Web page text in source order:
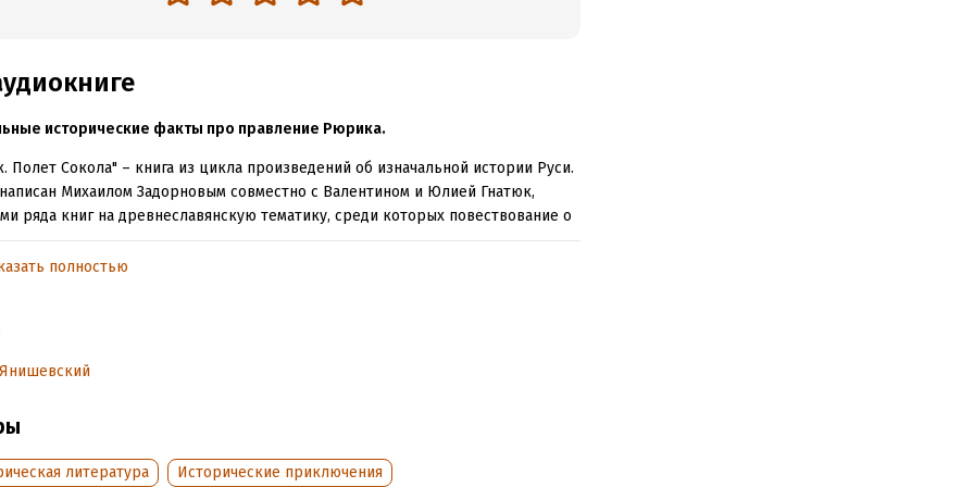
исторические факты про правление Рюрика.
Полет Сокола" – книга из цикла произведений об изначальной истории Руси.
Михаилом Задорновым совместно с Валентином и Юлией Гнатюк,
ряда книг на древнеславянскую тематику, среди которых повествование о
и увлекательное повествование.
всем, кто неравнодушен к отечественной истории.
кто любит историю и эту эпоху.
роман – не сугубо документальное историческое исследование, а
произведение о первом русском князе Рароге-Рюрике –
полностью
литература Исторические приключения